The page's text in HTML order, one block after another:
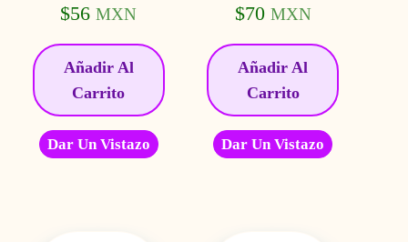
$56 MXN
Añadir Al
Carrito
Dar Un Vistazo
$70 MXN
Añadir Al
Carrito
Dar Un Vistazo